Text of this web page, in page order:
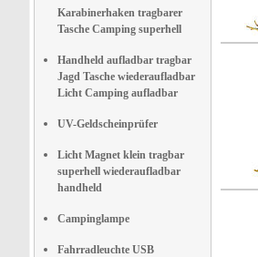
Karabinerhaken tragbarer
Tasche Camping superhell
Handheld aufladbar tragbar
Jagd Tasche wiederaufladbar
Licht Camping aufladbar
UV-Geldscheinprüfer
Licht Magnet klein tragbar
superhell wiederaufladbar
handheld
Campinglampe
Fahrradleuchte USB